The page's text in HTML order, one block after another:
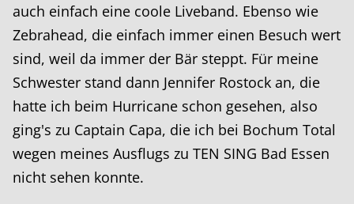
auch einfach eine coole Liveband. Ebenso wie
Zebrahead, die einfach immer einen Besuch wert
sind, weil da immer der Bär steppt. Für meine
Schwester stand dann Jennifer Rostock an, die
hatte ich beim Hurricane schon gesehen, also
ging's zu Captain Capa, die ich bei Bochum Total
wegen meines Ausflugs zu TEN SING Bad Essen
nicht sehen konnte.